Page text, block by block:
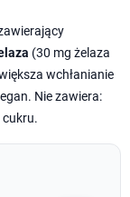
(30 mg żelaza
wchłanianie
Nie zawiera: